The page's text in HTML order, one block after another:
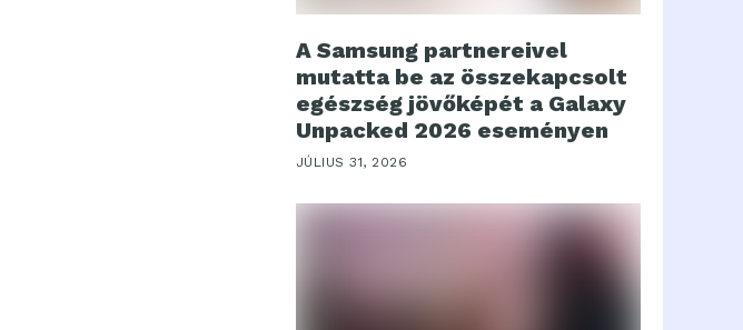
A Samsung partnereivel
mutatta be az összekapcsolt
egészség jövőképét a Galaxy
Unpacked 2026 eseményen
JÚLIUS 31, 2026